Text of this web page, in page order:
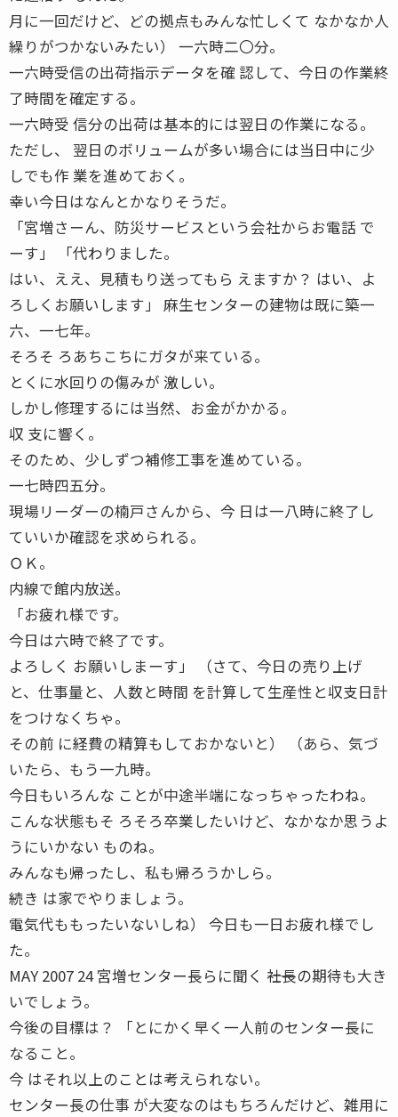
月に一回だけど、どの拠点もみんな忙しくて なかなか人
繰りがつかないみたい） 一六時二〇分。
一六時受信の出荷指示データを確 認して、今日の作業終
了時間を確定する。
一六時受 信分の出荷は基本的には翌日の作業になる。
ただし、 翌日のボリュームが多い場合には当日中に少
しでも作 業を進めておく。
幸い今日はなんとかなりそうだ。
「宮増さーん、防災サービスという会社からお電話 で
ーす」 「代わりました。
はい、ええ、見積もり送ってもら えますか？ はい、よ
ろしくお願いします」 麻生センターの建物は既に築一
六、一七年。
そろそ ろあちこちにガタが来ている。
とくに水回りの傷みが 激しい。
しかし修理するには当然、お金がかかる。
収 支に響く。
そのため、少しずつ補修工事を進めている。
一七時四五分。
現場リーダーの楠戸さんから、今 日は一八時に終了し
ていいか確認を求められる。
ＯＫ。
内線で館内放送。
「お疲れ様です。
今日は六時で終了です。
よろしく お願いしまーす」 （さて、今日の売り上げ
と、仕事量と、人数と時間 を計算して生産性と収支日計
をつけなくちゃ。
その前 に経費の精算もしておかないと） （あら、気づ
いたら、もう一九時。
今日もいろんな ことが中途半端になっちゃったわね。
こんな状態もそ ろそろ卒業したいけど、なかなか思うよ
うにいかない ものね。
みんなも帰ったし、私も帰ろうかしら。
続き は家でやりましょう。
電気代ももったいないしね） 今日も一日お疲れ様でし
た。
MAY 2007 24 宮増センター長らに聞く ――社長の期待も大き
いでしょう。
今後の目標は？ 「とにかく早く一人前のセンター長に
なること。
今 はそれ以上のことは考えられない。
センター長の仕事 が大変なのはもちろんだけど、雑用に